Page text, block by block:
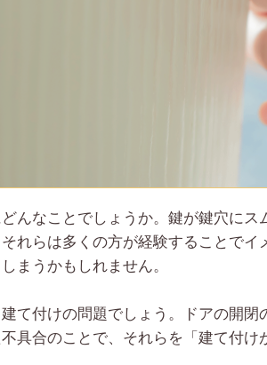
んなことでしょうか。鍵が鍵穴に
れらは多くの方が経験することで
まうかもしれません。
て付けの問題でしょう。ドアの開
具合のことで、それらを「建て付け